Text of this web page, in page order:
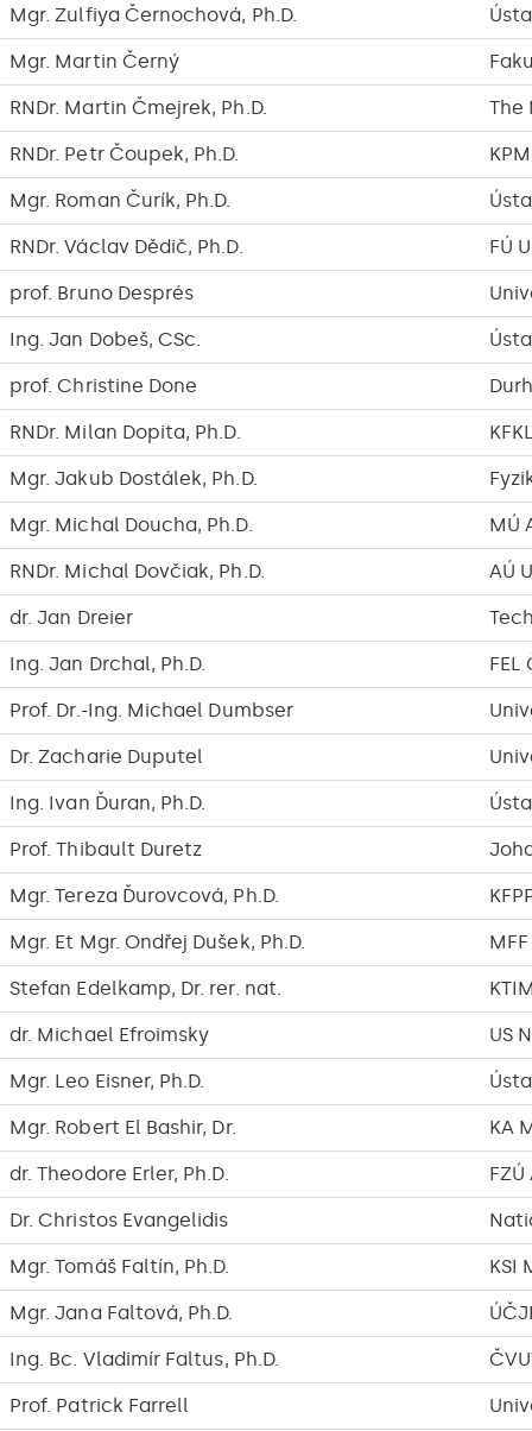
Mgr. Zulfiya Černochová, Ph.D.
Mgr. Martin Černý
RNDr. Martin Čmejrek, Ph.D. The
RNDr. Petr Čoupek, Ph.D.
Mgr. Roman Čurík, Ph.D.
RNDr. Václav Dědič, Ph.D. FÚ
prof. Bruno Després
Ing. Jan Dobeš, CSc.
prof. Christine Done
RNDr. Milan Dopita, Ph.D.
Mgr. Jakub Dostálek, Ph.D.
Mgr. Michal Doucha, Ph.D. MÚ
RNDr. Michal Dovčiak, Ph.D. AÚ
dr. Jan Dreier
Ing. Jan Drchal, Ph.D. FEL
Prof. Dr.-Ing. Michael Dumbser
Dr. Zacharie Duputel
Ing. Ivan Ďuran, Ph.D.
Prof. Thibault Duretz
Mgr. Tereza Ďurovcová, Ph.D.
Mgr. Et Mgr. Ondřej Dušek, Ph.D.
Stefan Edelkamp, Dr. rer. nat.
dr. Michael Efroimsky US
Mgr. Leo Eisner, Ph.D.
Mgr. Robert El Bashir, Dr. KA
dr. Theodore Erler, Ph.D. FZÚ
Dr. Christos Evangelidis
Mgr. Tomáš Faltín, Ph.D. KSI
Mgr. Jana Faltová, Ph.D.
Ing. Bc. Vladimír Faltus, Ph.D.
Prof. Patrick Farrell